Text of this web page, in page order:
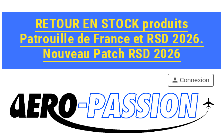
RETOUR EN STOCK produits
Patrouille de France et RSD 2026.
Nouveau Patch RSD 2026
person Connexion